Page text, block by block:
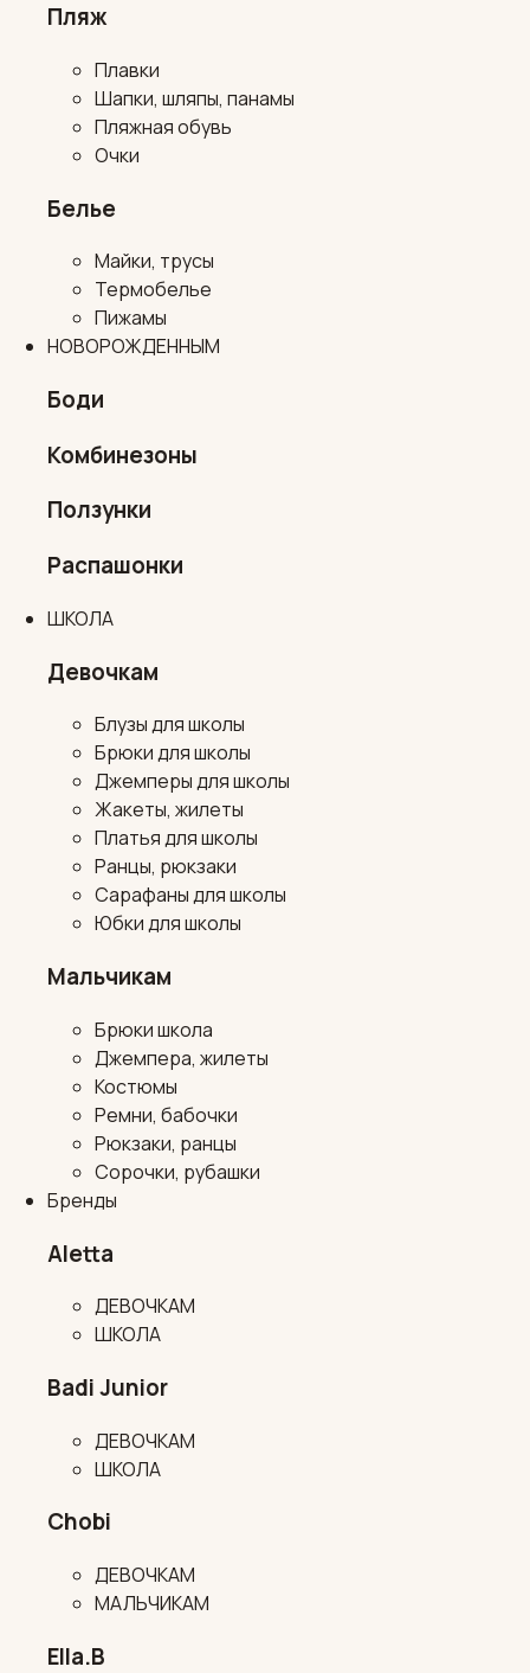
Пляж
Плавки
Шапки, шляпы, панамы
Пляжная обувь
Очки
Белье
Майки, трусы
Термобелье
Пижамы
НОВОРОЖДЕННЫМ
Боди
Комбинезоны
Ползунки
Распашонки
ШКОЛА
Девочкам
Блузы для школы
Брюки для школы
Джемперы для школы
Жакеты, жилеты
Платья для школы
Ранцы, рюкзаки
Сарафаны для школы
Юбки для школы
Мальчикам
Брюки школа
Джемпера, жилеты
Костюмы
Ремни, бабочки
Рюкзаки, ранцы
Сорочки, рубашки
Бренды
Aletta
ДЕВОЧКАМ
ШКОЛА
Badi Junior
ДЕВОЧКАМ
ШКОЛА
Chobi
ДЕВОЧКАМ
МАЛЬЧИКАМ
Ella.B